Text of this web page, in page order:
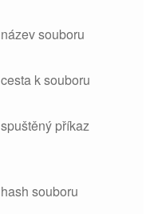
název souboru
cesta k souboru
spuštěný příkaz
hash souboru